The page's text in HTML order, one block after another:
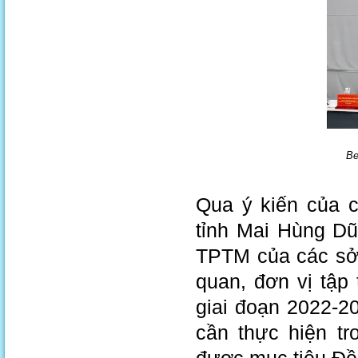
Qua ý kiến của
tỉnh Mai Hùng
TPTM của các
quan, đơn vị
giai đoạn 2022-
cần thực hiện